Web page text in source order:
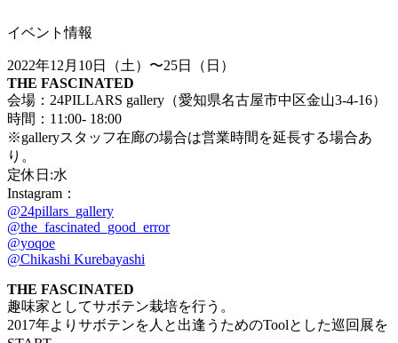
イベント情報
2022年12月10日（土）〜25日（日）
THE FASCINATED
会場：24PILLARS gallery（愛知県名古屋市中区金山3-4-16）
時間：11:00- 18:00
※galleryスタッフ在廊の場合は営業時間を延長する場合あ
り。
定休日:水
Instagram：
@24pillars_gallery
@the_fascinated_good_error
@yoqoe
@Chikashi Kurebayashi
THE FASCINATED
趣味家としてサボテン栽培を行う。
2017年よりサボテンを人と出逢うためのToolとした巡回展を